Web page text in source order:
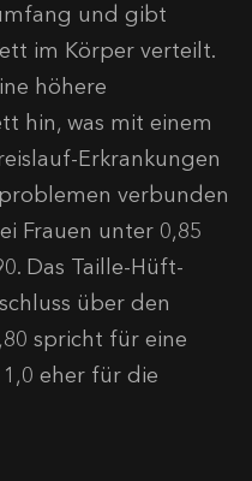
und gibt
im Körper verteilt.
höhere
hin, was mit einem
Erkrankungen
verbunden
Frauen unter 0,85
Das Taille-Hüft-
über den
spricht für eine
eher für die